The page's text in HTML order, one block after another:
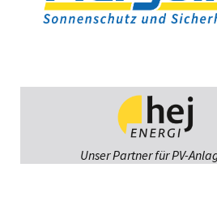
Unser Partner für PV-